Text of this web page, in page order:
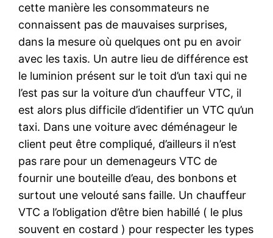
cette manière les consommateurs ne
connaissent pas de mauvaises surprises,
dans la mesure où quelques ont pu en avoir
avec les taxis. Un autre lieu de différence est
le luminion présent sur le toit d’un taxi qui ne
l’est pas sur la voiture d’un chauffeur VTC, il
est alors plus difficile d’identifier un VTC qu’un
taxi. Dans une voiture avec déménageur le
client peut être compliqué, d’ailleurs il n’est
pas rare pour un demenageurs VTC de
fournir une bouteille d’eau, des bonbons et
surtout une velouté sans faille. Un chauffeur
VTC a l’obligation d’être bien habillé ( le plus
souvent en costard ) pour respecter les types